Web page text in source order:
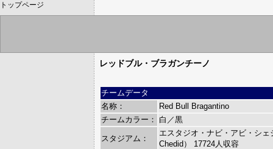
トップページ
レッドブル・ブラガンチーノ
チームデータ
名称：
Red Bull Bragantino
チームカラー：
白／黒
スタジアム：
エスタジオ・ナビ・アビ・シ
Chedid） 17724人収容